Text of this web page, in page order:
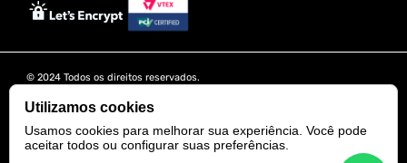
© 2024 Todos os direitos reservados.
Rua Tapajós n° 481- Edifício B&B Business - 7° Andar - Vila Brasília -
Utilizamos cookies
Usamos cookies para melhorar sua experiência. Você pode
aceitar todos ou configurar suas preferências.